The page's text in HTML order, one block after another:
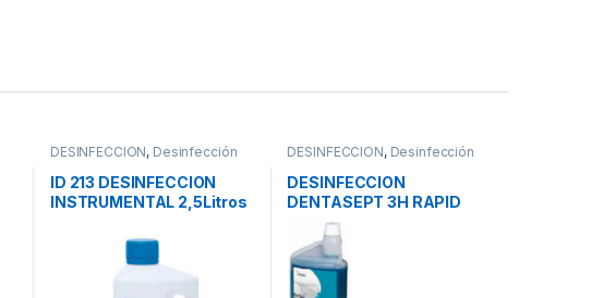
DESINFECCION, Desinfección
ID 213 DESINFECCION
INSTRUMENTAL 2,5Litros
DESINFECCION, Desinfección
DESINFECCION
DENTASEPT 3H RAPID
1Litro